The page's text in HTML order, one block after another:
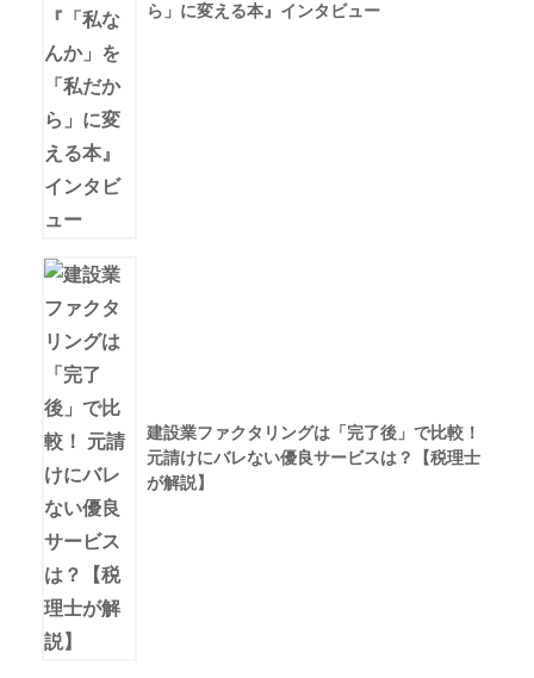
ら」に変える本』インタビュー
建設業ファクタリングは「完了後」で比較！
元請けにバレない優良サービスは？【税理士
が解説】